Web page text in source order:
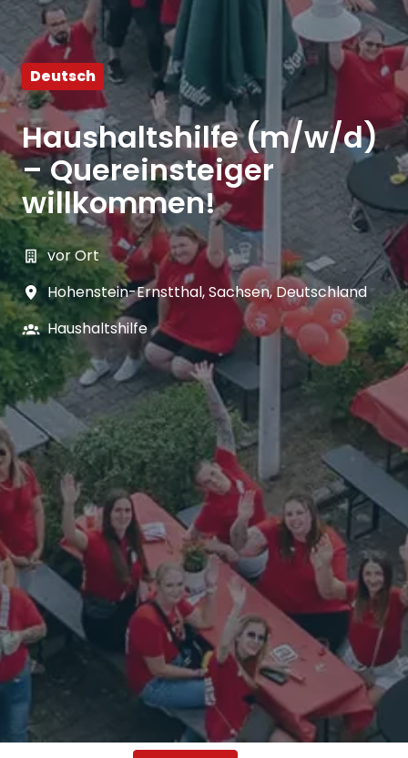
Deutsch
Haushaltshilfe (m/w/d)
– Quereinsteiger
willkommen!
vor Ort
Hohenstein-Ernstthal,Sachsen, Deutschland
Haushaltshilfe